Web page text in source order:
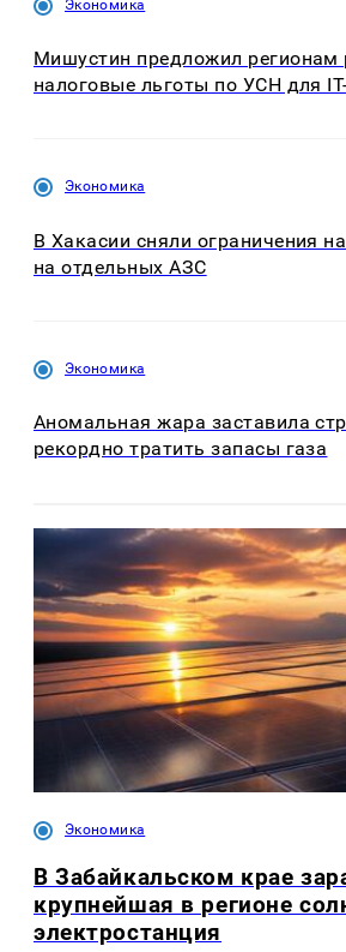
Экономика
Мишустин предложил регионам
налоговые льготы по УСН для
Экономика
В Хакасии сняли ограничения
на отдельных АЗС
Экономика
Аномальная жара заставила
рекордно тратить запасы газа
Экономика
В Забайкальском крае
крупнейшая в регионе
электростанция